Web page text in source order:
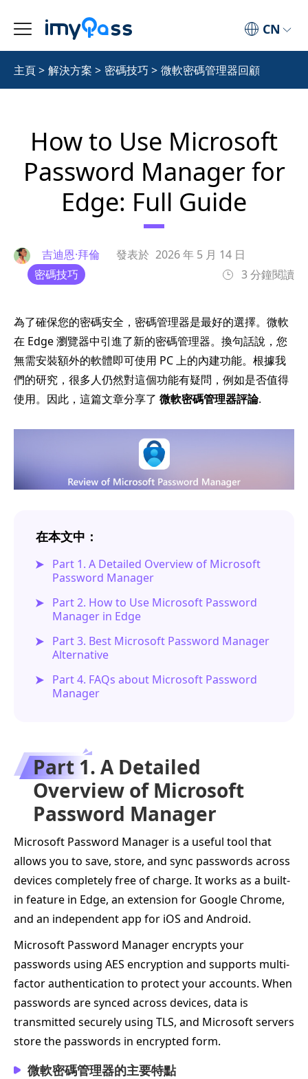
CN
主頁> 解決方案 > 密碼技巧 > 微軟密碼管理器回顧
How to Use Microsoft
Password Manager for
Edge: Full Guide
吉迪恩·拜倫 發表於 2026 年 5 月 14 日
密碼技巧
3 分鐘閱讀
為了確保您的密碼安全，密碼管理器是最好的選擇。微軟
在 Edge 瀏覽器中引進了新的密碼管理器。換句話說，您
無需安裝額外的軟體即可使用 PC 上的內建功能。根據我
們的研究，很多人仍然對這個功能有疑問，例如是否值得
使用。因此，這篇文章分享了 微軟密碼管理器評論.
在本文中：
Part 1. A Detailed Overview of Microsoft
Password Manager
Part 2. How to Use Microsoft Password
Manager in Edge
Part 3. Best Microsoft Password Manager
Alternative
Part 4. FAQs about Microsoft Password
Manager
Part 1. A Detailed
Overview of Microsoft
Password Manager
Microsoft Password Manager is a useful tool that
allows you to save, store, and sync passwords across
devices completely free of charge. It works as a built-
in feature in Edge, an extension for Google Chrome,
and an independent app for iOS and Android.
Microsoft Password Manager encrypts your
passwords using AES encryption and supports multi-
factor authentication to protect your accounts. When
passwords are synced across devices, data is
transmitted securely using TLS, and Microsoft servers
store the passwords in encrypted form.
微軟密碼管理器的主要特點